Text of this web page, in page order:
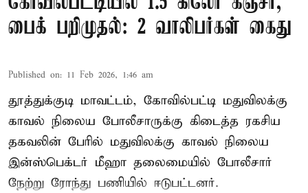
பைக் பறிமுதல்: 2 வாலிபர்கள் கைது
Published on: 11 Feb 2026, 1:46 am
தூத்துக்குடி மாவட்டம், கோவில்பட்டி மதுவிலக்கு
காவல் நிலைய போலீசாருக்கு கிடைத்த ரகசிய
தகவலின் பேரில் மதுவிலக்கு காவல் நிலைய
இன்ஸ்பெக்டர் மீஹா தலைமையில் போலீசார்
நேற்று ரோந்து பணியில் ஈடுபட்டனர்.